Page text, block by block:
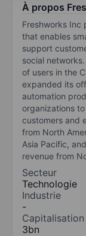
À propos
Freshworks Inc
that enables
support
social
of users in the
expanded its
automation
organizations
customers and
from North
Asia Pacific,
revenue from
Secteur
Technologie
Industrie
-
Capitalisation
3bn